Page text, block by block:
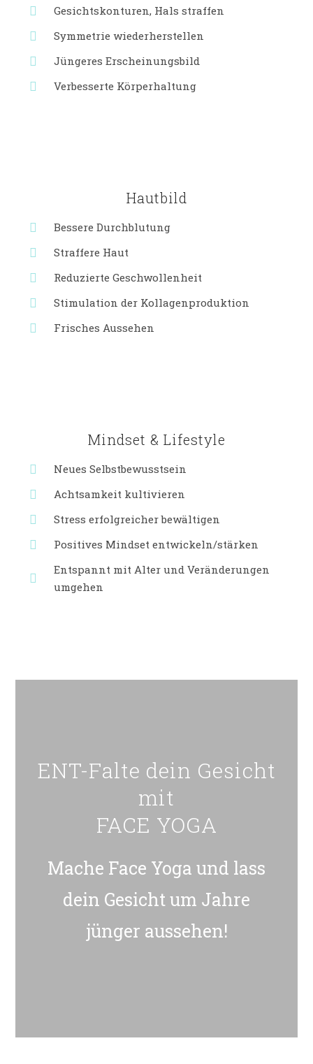
Gesichtskonturen, Hals straffen
Symmetrie wiederherstellen
Jüngeres Erscheinungsbild
Verbesserte Körperhaltung
Hautbild
Bessere Durchblutung
Straffere Haut
Reduzierte Geschwollenheit
Stimulation der Kollagenproduktion
Frisches Aussehen
Mindset & Lifestyle
Neues Selbstbewusstsein
Achtsamkeit kultivieren
Stress erfolgreicher bewältigen
Positives Mindset entwickeln/stärken
Entspannt mit Alter und Veränderungen
umgehen
ENT-Falte dein Gesicht
mit
FACE YOGA
Mache Face Yoga und lass
dein Gesicht um Jahre
jünger aussehen!